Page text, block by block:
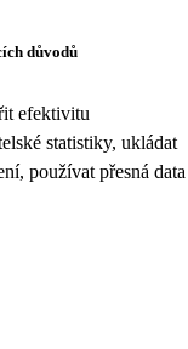
důvodů
efektivitu
statistiky, ukládat
používat přesná data